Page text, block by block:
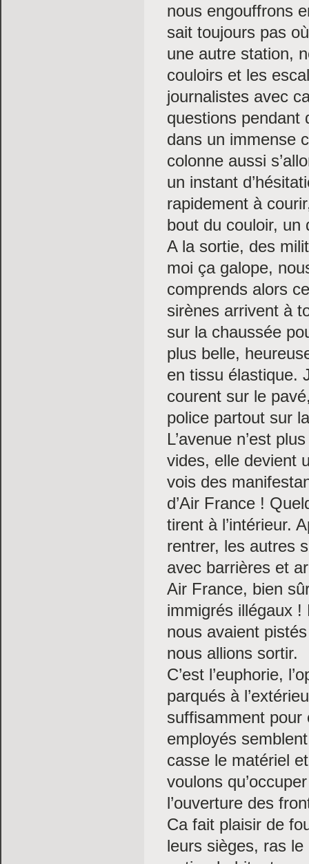
nous engouffrons
sait toujours pas
une autre station,
couloirs et les
journalistes avec
questions pendant
dans un immense
colonne aussi
un instant
rapidement à
bout du couloir, un
A la sortie, des
moi ça galope,
comprends alors
sirènes arrivent à
sur la chaussée
plus belle,
en tissu élastique.
courent sur le
police partout sur
L’avenue n’est
vides, elle devient
vois des
d’Air France !
tirent à l’intérieur.
rentrer, les autres
avec barrières et
Air France, bien
immigrés illégaux !
nous avaient
nous allions sortir.
C’est l’euphorie,
parqués à
suffisamment pour
employés
casse le matériel
voulons
l’ouverture des
Ca fait plaisir de
leurs sièges, ras le